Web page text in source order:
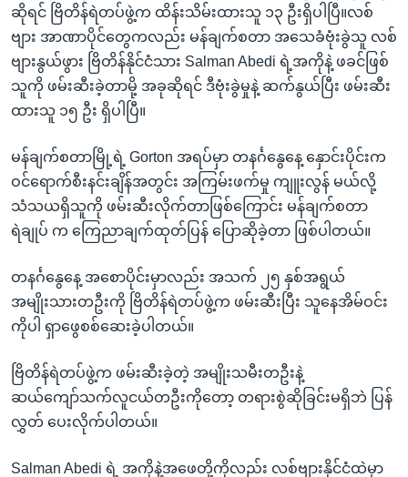
သို့
ကျော်
ရန်
ဆိုရင် ဗြိတိန်ရဲတပ်ဖွဲ့က ထိန်းသိမ်းထားသူ ၁၃ ဦးရှိပါပြီ။လစ်
ဗျား အာဏာပိုင်တွေကလည်း မန်ချက်စတာ အသေခံဗုံးခွဲသူ လစ်
ဗျားနွယ်ဖွား ဗြိတိန်နိုင်ငံသား Salman Abedi ရဲ့အကိုနဲ့ ဖခင်ဖြစ်
သူကို ဖမ်းဆီးခဲ့တာမို့ အခုဆိုရင် ဒီဗုံးခွဲမှုနဲ့ ဆက်နွယ်ပြီး ဖမ်းဆီး
ထားသူ ၁၅ ဦး ရှိပါပြီ။
မန်ချက်စတာမြို့ရဲ့ Gorton အရပ်မှာ တနင်္ဂနွေနေ့ နှောင်းပိုင်းက
ဝင်ရောက်စီးနင်းချိန်အတွင်း အကြမ်းဖက်မှု ကျူးလွန် မယ်လို့
သံသယရှိသူကို ဖမ်းဆီးလိုက်တာဖြစ်ကြောင်း မန်ချက်စတာ
ရဲချုပ် က ကြေညာချက်ထုတ်ပြန် ပြောဆိုခဲ့တာ ဖြစ်ပါတယ်။
တနင်္ဂနွေနေ့ အစောပိုင်းမှာလည်း အသက် ၂၅ နှစ်အရွယ်
အမျိုးသားတဦးကို ဗြိတိန်ရဲတပ်ဖွဲ့က ဖမ်းဆီးပြီး သူနေအိမ်ဝင်း
ကိုပါ ရှာဖွေစစ်ဆေးခဲ့ပါတယ်။
ဗြိတိန်ရဲတပ်ဖွဲ့က ဖမ်းဆီးခဲ့တဲ့ အမျိုးသမီးတဦးနဲ့
ဆယ်ကျော်သက်လူငယ်တဦးကိုတော့ တရားစွဲဆိုခြင်းမရှိဘဲ ပြန်
လွှတ် ပေးလိုက်ပါတယ်။
Salman Abedi ရဲ့ အကိုနဲ့အဖေတို့ကိုလည်း လစ်ဗျားနိုင်ငံထဲမှာ